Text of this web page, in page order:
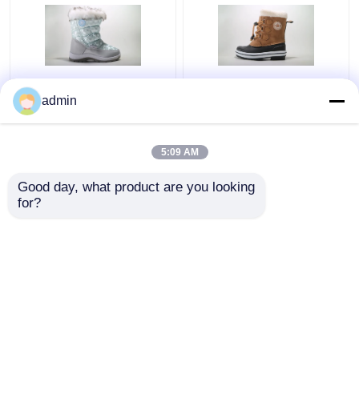
Зимние круглые ногти
малыши дети
Водостойкие
прочные
admin
5:09 AM
Good day, what product are you looking
for?